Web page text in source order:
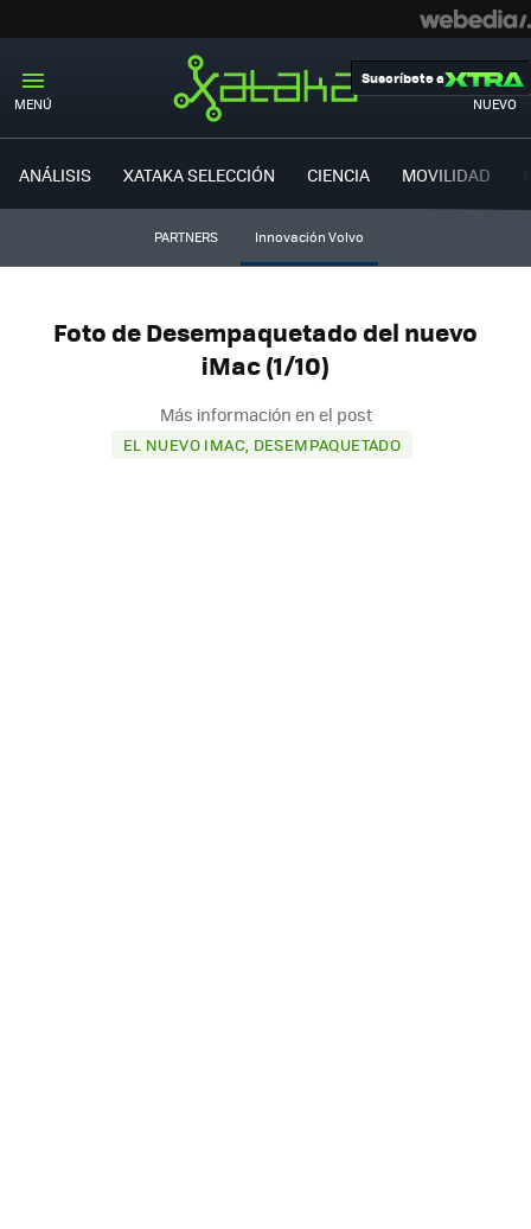
MENÚ NUEVO
Suscríbete a
ANÁLISIS XATAKA SELECCIÓN CIENCIA MOVILIDAD
PARTNERS Innovación Volvo
Foto de Desempaquetado del nuevo
iMac (1/10)
Más información en el post
EL NUEVO IMAC, DESEMPAQUETADO